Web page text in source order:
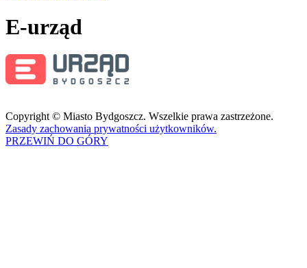
E-urząd
Copyright © Miasto Bydgoszcz. Wszelkie prawa zastrzeżone.
Zasady zachowania prywatności użytkowników.
PRZEWIŃ DO GÓRY